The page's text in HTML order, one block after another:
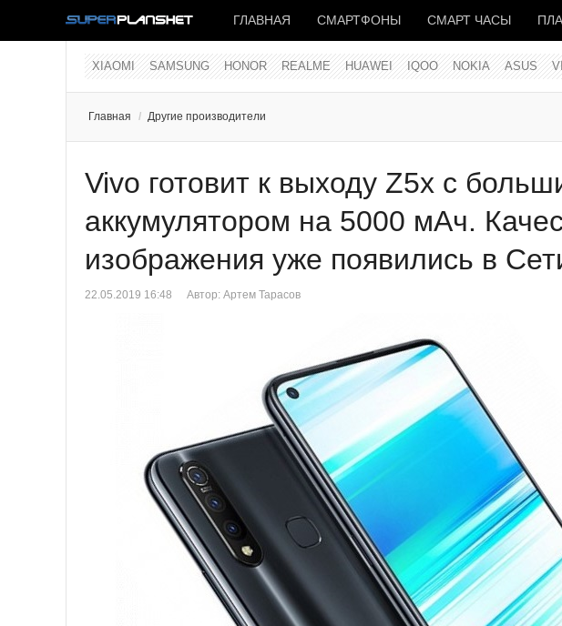
ГЛАВНАЯ СМАРТФОНЫ СМАРТ ЧАСЫ
XIAOMI SAMSUNG HONOR REALME HUAWEI IQOO NOKIA ASUS
Главная / Другие производители
Vivo готовит к выходу Z5x с
аккумулятором на 5000 мАч.
изображения уже появились в
22.05.2019 16:48 Автор: Артем Тарасов